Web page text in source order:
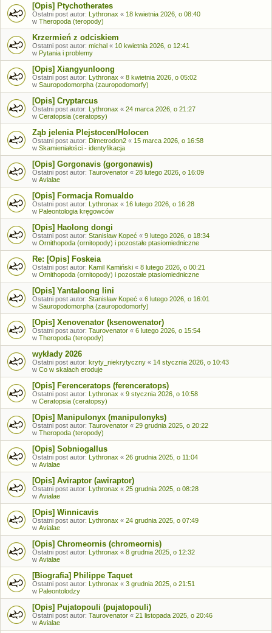
[Opis] Ptychotherates
Ostatni post autor: Lythronax « 18 kwietnia 2026, o 08:40
w Theropoda (teropody)
Krzermień z odciskiem
Ostatni post autor: michal « 10 kwietnia 2026, o 12:41
w Pytania i problemy
[Opis] Xiangyunloong
Ostatni post autor: Lythronax « 8 kwietnia 2026, o 05:02
w Sauropodomorpha (zauropodomorfy)
[Opis] Cryptarcus
Ostatni post autor: Lythronax « 24 marca 2026, o 21:27
w Ceratopsia (ceratopsy)
Ząb jelenia Plejstocen/Holocen
Ostatni post autor: Dimetrodon2 « 15 marca 2026, o 16:58
w Skamieniałości - identyfikacja
[Opis] Gorgonavis (gorgonawis)
Ostatni post autor: Taurovenator « 28 lutego 2026, o 16:09
w Avialae
[Opis] Formacja Romualdo
Ostatni post autor: Lythronax « 16 lutego 2026, o 16:28
w Paleontologia kręgowców
[Opis] Haolong dongi
Ostatni post autor: Stanisław Kopeć « 9 lutego 2026, o 18:34
w Ornithopoda (ornitopody) i pozostałe ptasiomiedniczne
Re: [Opis] Foskeia
Ostatni post autor: Kamil Kamiński « 8 lutego 2026, o 00:21
w Ornithopoda (ornitopody) i pozostałe ptasiomiedniczne
[Opis] Yantaloong lini
Ostatni post autor: Stanisław Kopeć « 6 lutego 2026, o 16:01
w Sauropodomorpha (zauropodomorfy)
[Opis] Xenovenator (ksenowenator)
Ostatni post autor: Taurovenator « 6 lutego 2026, o 15:54
w Theropoda (teropody)
wykłady 2026
Ostatni post autor: kryty_niekrytyczny « 14 stycznia 2026, o 10:43
w Co w skałach eroduje
[Opis] Ferenceratops (ferenceratops)
Ostatni post autor: Lythronax « 9 stycznia 2026, o 10:58
w Ceratopsia (ceratopsy)
[Opis] Manipulonyx (manipulonyks)
Ostatni post autor: Taurovenator « 29 grudnia 2025, o 20:22
w Theropoda (teropody)
[Opis] Sobniogallus
Ostatni post autor: Lythronax « 26 grudnia 2025, o 11:04
w Avialae
[Opis] Aviraptor (awiraptor)
Ostatni post autor: Lythronax « 25 grudnia 2025, o 08:28
w Avialae
[Opis] Winnicavis
Ostatni post autor: Lythronax « 24 grudnia 2025, o 07:49
w Avialae
[Opis] Chromeornis (chromeornis)
Ostatni post autor: Lythronax « 8 grudnia 2025, o 12:32
w Avialae
[Biografia] Philippe Taquet
Ostatni post autor: Lythronax « 3 grudnia 2025, o 21:51
w Paleontolodzy
[Opis] Pujatopouli (pujatopouli)
Ostatni post autor: Taurovenator « 21 listopada 2025, o 20:46
w Avialae